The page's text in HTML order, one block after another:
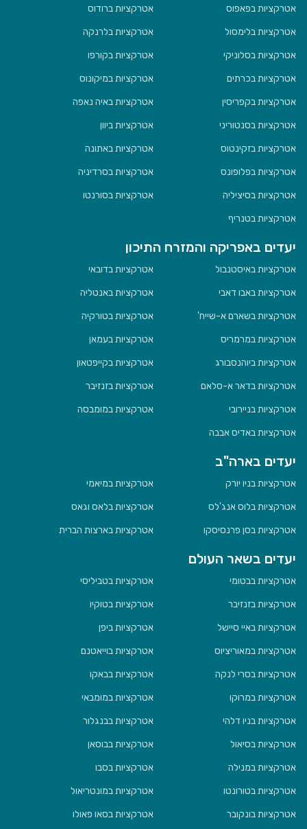
אטרקציות בפאפוס
אטרקציות ברודוס
אטרקציות בלימסול
אטרקציות בלרנקה
אטרקציות בסלוניקי
אטרקציות בקורפו
אטרקציות בכרתים
אטרקציות במיקונוס
אטרקציות בקפריסין
אטרקציות באיה נאפה
אטרקציות בסנטוריני
אטרקציות ביוון
אטרקציות בזקינטוס
אטרקציות באתונה
אטרקציות בפלופונס
אטרקציות בסרדיניה
אטרקציות בסיציליה
אטרקציות בסורנטו
אטרקציות בטנריף
יעדים באפריקה והמזרח התיכון
אטרקציות באיסטנבול
אטרקציות בדובאי
אטרקציות באבו דאבי
אטרקציות באנטליה
אטרקציות בשארם א-שייח'
אטרקציות בטורקיה
אטרקציות במרמריס
אטרקציות בעמאן
אטרקציות ביוהנסבורג
אטרקציות בקייפטאון
אטרקציות בדאר א-סלאם
אטרקציות בזנזיבר
אטרקציות בניירובי
אטרקציות במומבסה
אטרקציות באדיס אבבה
יעדים בארה"ב
אטרקציות בניו יורק
אטרקציות במיאמי
אטרקציות בלוס אנג'לס
אטרקציות בלאס וגאס
אטרקציות בסן פרנסיסקו
אטרקציות בארצות הברית
יעדים בשאר העולם
אטרקציות בבטומי
אטרקציות בטביליסי
אטרקציות בזנזיבר
אטרקציות בטוקיו
אטרקציות באיי סיישל
אטרקציות ביפן
אטרקציות במאוריציוס
אטרקציות בוייאטנם
אטרקציות בסרי לנקה
אטרקציות בבאקו
אטרקציות במרוקו
אטרקציות במומבאי
אטרקציות בניו דלהי
אטרקציות בבנגלור
אטרקציות בסיאול
אטרקציות בבוסאן
אטרקציות במנילה
אטרקציות בסבו
אטרקציות בטורונטו
אטרקציות במונטריאול
אטרקציות בונקובר
אטרקציות בסאו פאולו